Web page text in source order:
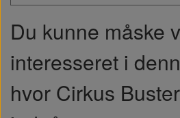
Du kunne måske
interesseret i
hvor Cirkus